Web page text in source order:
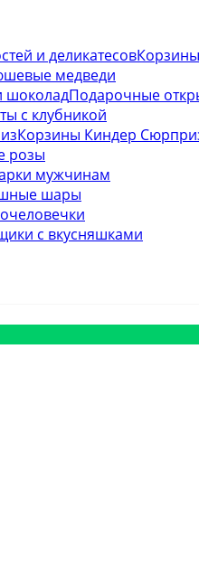
медведи
Подарочные
с клубникой
Корзины Киндер
розы
мужчинам
шары
с вкусняшками